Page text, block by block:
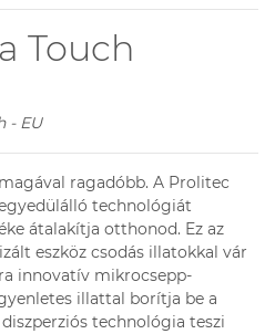
Touch
- EU
ragadóbb. A Prolitec
technológiát
átalakítja otthonod. Ez az
eszköz csodás illatokkal vár
innovatív mikrocsepp-
illattal borítja be a
technológia teszi